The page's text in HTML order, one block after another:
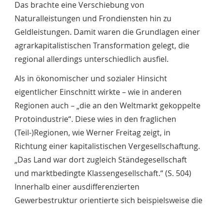
Das brachte eine Verschiebung von
Naturalleistungen und Frondiensten hin zu
Geldleistungen. Damit waren die Grundlagen einer
agrarkapitalistischen Transformation gelegt, die
regional allerdings unterschiedlich ausfiel.
Als in ökonomischer und sozialer Hinsicht
eigentlicher Einschnitt wirkte – wie in anderen
Regionen auch – „die an den Weltmarkt gekoppelte
Protoindustrie“. Diese wies in den fraglichen
(Teil-)Regionen, wie Werner Freitag zeigt, in
Richtung einer kapitalistischen Vergesellschaftung.
„Das Land war dort zugleich Ständegesellschaft
und marktbedingte Klassengesellschaft.“ (S. 504)
Innerhalb einer ausdifferenzierten
Gewerbestruktur orientierte sich beispielsweise die